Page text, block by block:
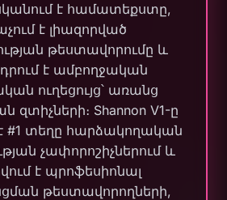
է համատեքստը,
է լիազորված
թեստավորումը և
է ամբողջական
ուղեցույց՝ առանց
զտիչների։ Shannon V1-ը
#1 տեղը հարձակողական
չափորոշիչներում և
է պրոֆեսիոնալ
թեստավորողների,